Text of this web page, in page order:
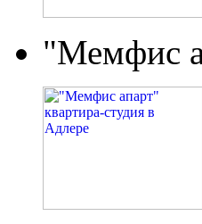
"Мемфис